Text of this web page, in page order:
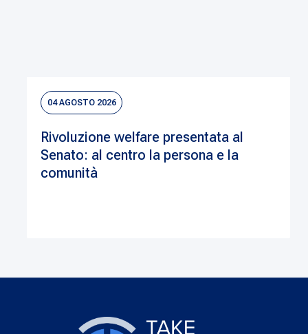
04 AGOSTO 2026
Rivoluzione welfare presentata al
Senato: al centro la persona e la
comunità